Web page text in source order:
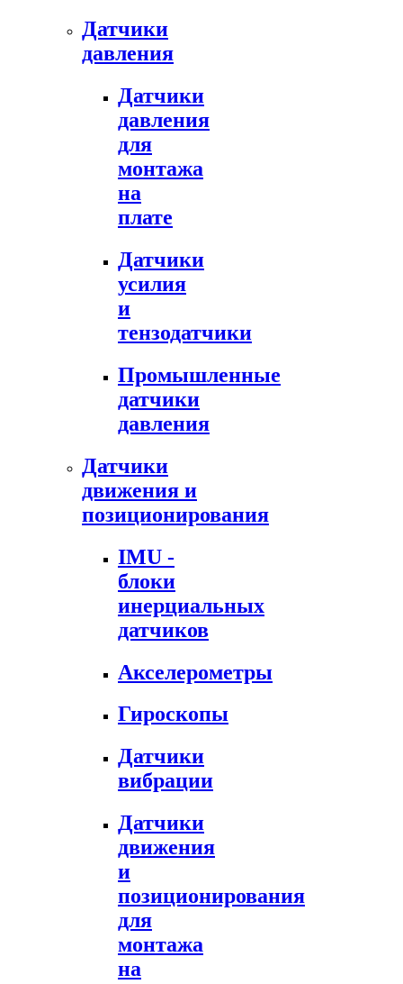
Датчики
давления
Датчики
давления
для
монтажа
на
плате
Датчики
усилия
и
тензодатчики
Промышленные
датчики
давления
Датчики
движения и
позиционирования
IMU -
блоки
инерциальных
датчиков
Акселерометры
Гироскопы
Датчики
вибрации
Датчики
движения
и
позиционирования
для
монтажа
на